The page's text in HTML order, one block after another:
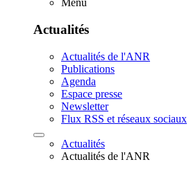
Menu
Actualités
Actualités de l'ANR
Publications
Agenda
Espace presse
Newsletter
Flux RSS et réseaux sociaux
Actualités
Actualités de l'ANR